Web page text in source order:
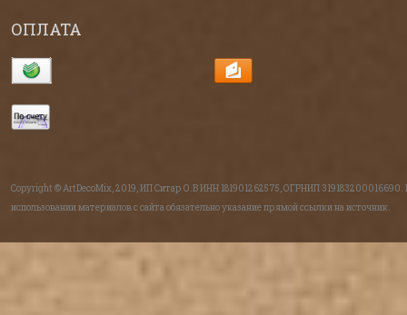
ОПЛАТА
Copyright © ArtDecoMix, 2019, ИП Ситар О.В ИНН 181901262575, ОГРНИП 319183200016690.
использовании материалов с сайта обязательно указание прямой ссылки на источник.